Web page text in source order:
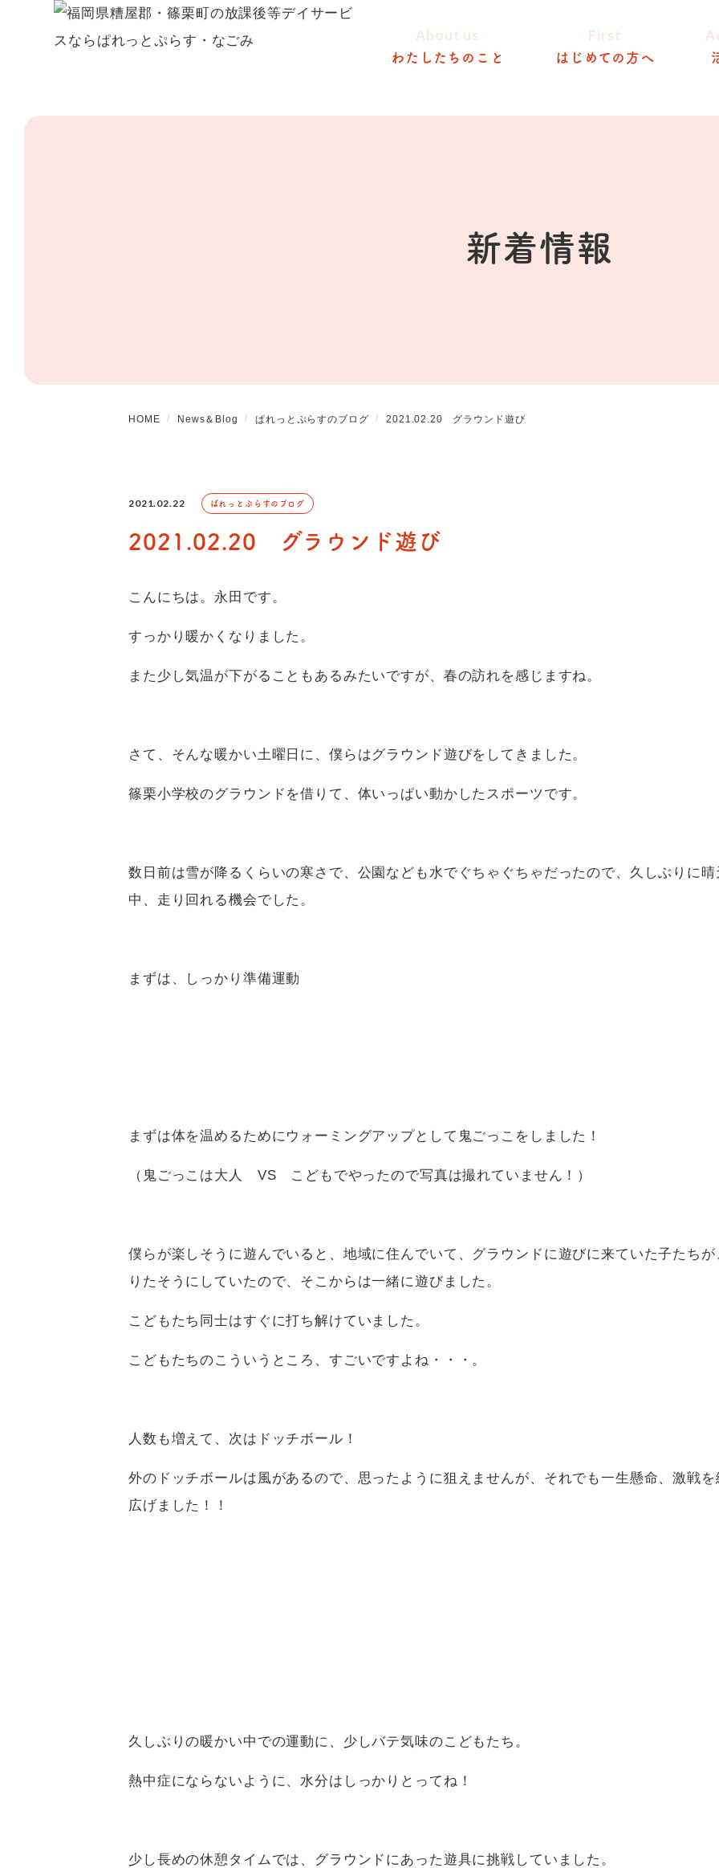
About us
わたしたちのこと
First
はじめての方へ
新着情報
HOME News＆Blog ぱれっとぷらすのブログ 2021.02.20 グラウンド遊び
2021.02.22 ぱれっとぷらすのブログ
2021.02.20 グラウンド遊び
こんにちは。永田です。
すっかり暖かくなりました。
また少し気温が下がることもあるみたいですが、春の訪れを感じますね。
さて、そんな暖かい土曜日に、僕らはグラウンド遊びをしてきました。
篠栗小学校のグラウンドを借りて、体いっぱい動かしたスポーツです。
数日前は雪が降るくらいの寒さで、公園なども水でぐちゃぐちゃだったので、久しぶりに晴
中、走り回れる機会でした。
まずは、しっかり準備運動
まずは体を温めるためにウォーミングアップとして鬼ごっこをしました！
（鬼ごっこは大人 VS こどもでやったので写真は撮れていません！）
僕らが楽しそうに遊んでいると、地域に住んでいて、グラウンドに遊びに来ていた子たちが
りたそうにしていたので、そこからは一緒に遊びました。
こどもたち同士はすぐに打ち解けていました。
こどもたちのこういうところ、すごいですよね・・・。
人数も増えて、次はドッチボール！
外のドッチボールは風があるので、思ったように狙えませんが、それでも一生懸命、激戦を
広げました！！
久しぶりの暖かい中での運動に、少しバテ気味のこどもたち。
熱中症にならないように、水分はしっかりとってね！
少し長めの休憩タイムでは、グラウンドにあった遊具に挑戦していました。